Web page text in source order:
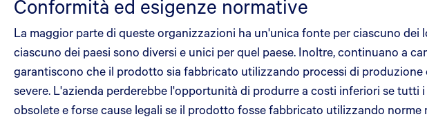
Conformità ed esigenze normative
La maggior parte di queste organizzazioni ha un'unica fonte per ciascuno
ciascuno dei paesi sono diversi e unici per quel paese. Inoltre, continuano a
garantiscono che il prodotto sia fabbricato utilizzando processi di
severe. L'azienda perderebbe l'opportunità di produrre a costi inferiori se
obsolete e forse cause legali se il prodotto fosse fabbricato utilizzando